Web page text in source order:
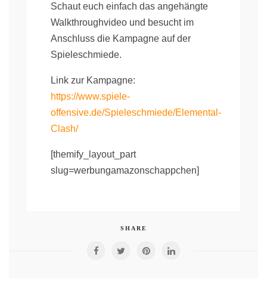
Schaut euch einfach das angehängte
Walkthroughvideo und besucht im
Anschluss die Kampagne auf der
Spieleschmiede.
Link zur Kampagne:
https://www.spiele-
offensive.de/Spieleschmiede/Elemental-
Clash/
[themify_layout_part
slug=werbungamazonschappchen]
SHARE